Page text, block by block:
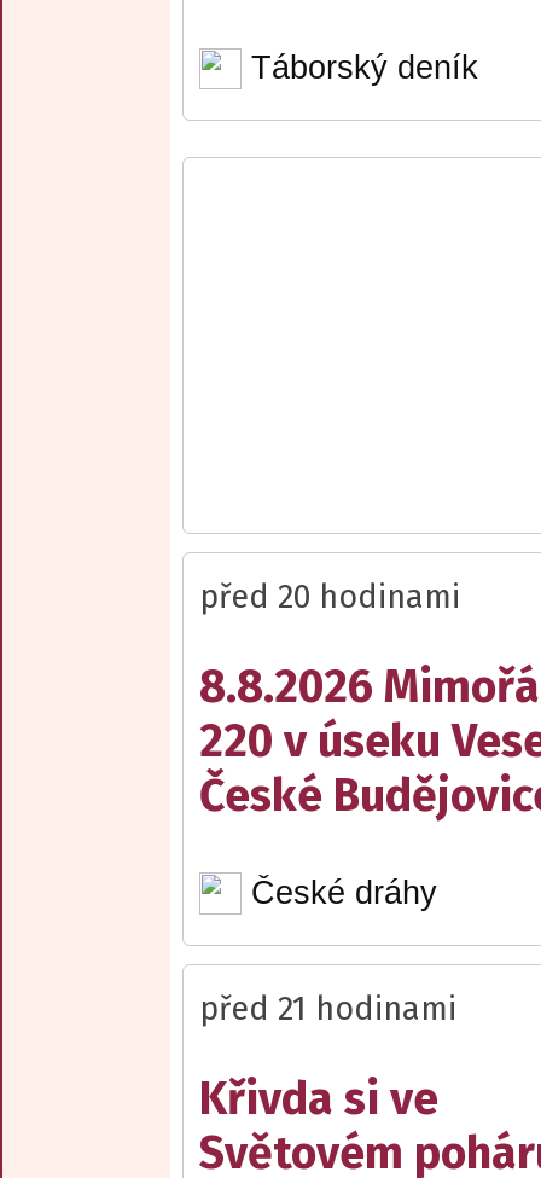
Táborský deník
před 20 hodinami
8.8.2026
220 v úseku
České
České dráhy
před 21 hodinami
Křivda si ve
Světovém